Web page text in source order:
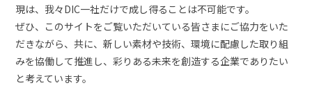
現は、我々DIC一社だけで成し得ることは不可能です。
ぜひ、このサイトをご覧いただいている皆さまにご協力をいた
だきながら、共に、新しい素材や技術、環境に配慮した取り組
みを協働して推進し、彩りある未来を創造する企業でありたい
と考えています。